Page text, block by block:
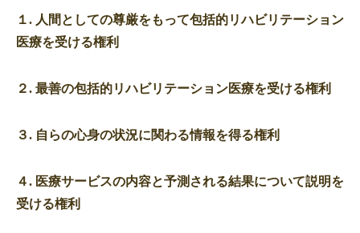
１. 人間としての尊厳をもって包括的リハビリテーション
医療を受ける権利
２. 最善の包括的リハビリテーション医療を受ける権利
３. 自らの心身の状況に関わる情報を得る権利
４. 医療サービスの内容と予測される結果について説明を
受ける権利